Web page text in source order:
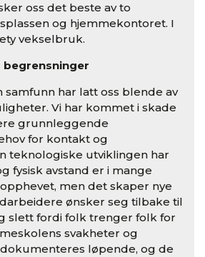
oss det beste av to
og hjemmekontoret. I
vekselbruk.
begrensninger
samfunn har latt oss blende av
Vi har kommet i skade
grunnleggende
for kontakt og
teknologiske utviklingen har
fysisk avstand er i mange
men det skaper nye
ønsker seg tilbake til
slett fordi folk trenger folk for
svakheter og
løpende, og de